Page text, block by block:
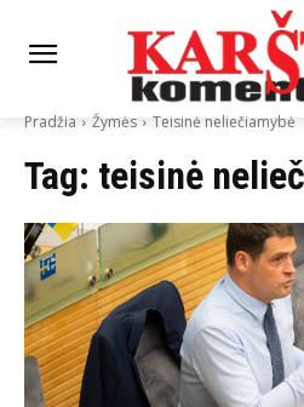
Pradžia Žymės Teisinė neliečiamybė
Tag: teisinė